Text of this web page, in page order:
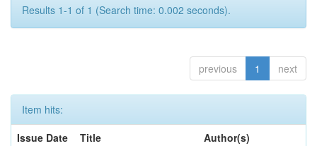
Results 1-1 of 1 (Search time: 0.002 seconds).
previous 1 next
Item hits:
Issue Date
Title
Author(s)